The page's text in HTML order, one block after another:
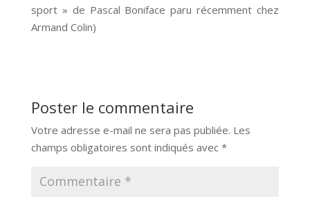
sport » de Pascal Boniface paru récemment chez
Armand Colin)
Poster le commentaire
Votre adresse e-mail ne sera pas publiée. Les
champs obligatoires sont indiqués avec *